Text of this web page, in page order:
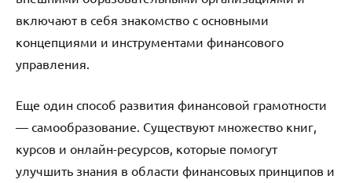
включают в себя знакомство с основными
концепциями и инструментами финансового
управления.
Еще один способ развития финансовой грамотности
— самообразование. Существуют множество книг,
курсов и онлайн-ресурсов, которые помогут
улучшить знания в области финансовых принципов и